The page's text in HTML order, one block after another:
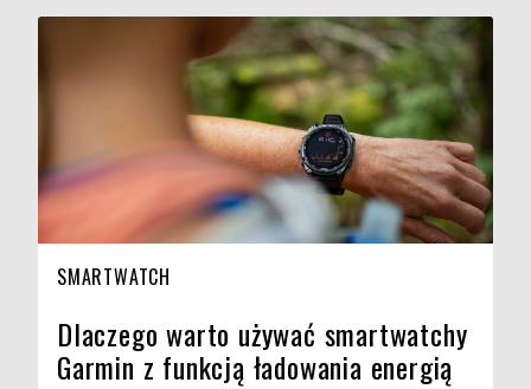
SMARTWATCH
Dlaczego warto używać smartwatchy
Garmin z funkcją ładowania energią